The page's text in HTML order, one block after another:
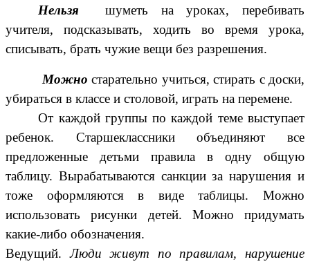
Нельзя
шуметь на уроках, перебивать
учителя, подсказывать, ходить во время урока,
списывать, брать чужие вещи без разрешения.
Можно старательно учиться, стирать с доски,
убираться в классе и столовой, играть на перемене.
От каждой группы по каждой теме выступает
ребенок. Старшеклассники объединяют все
предложенные детьми правила в одну общую
таблицу. Вырабатываются санкции за нарушения и
тоже оформляются в виде таблицы. Можно
использовать рисунки детей. Можно придумать
какие-либо обозначения.
Ведущий.Люди живут по правилам, нарушение